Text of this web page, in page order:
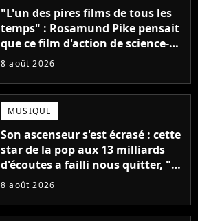
"L'un des pires films de tous les
temps" : Rosamund Pike pensait
que ce film d'action de science-
fiction avec Dwayne Johnson
8 août 2026
MUSIQUE
Son ascenseur s'est écrasé : cette
star de la pop aux 13 milliards
d'écoutes a failli nous quitter, "Je
pensais ne plus jamais chanter"
8 août 2026